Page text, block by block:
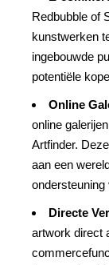
Redbubble of
kunstwerken
ingebouwde
potentiële
Online
online
Artfinder.
aan een
Directe
artwork direct